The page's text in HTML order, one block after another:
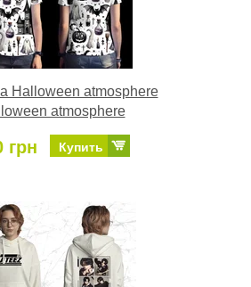
Halloween atmosphere
atmosphere
грн Купить